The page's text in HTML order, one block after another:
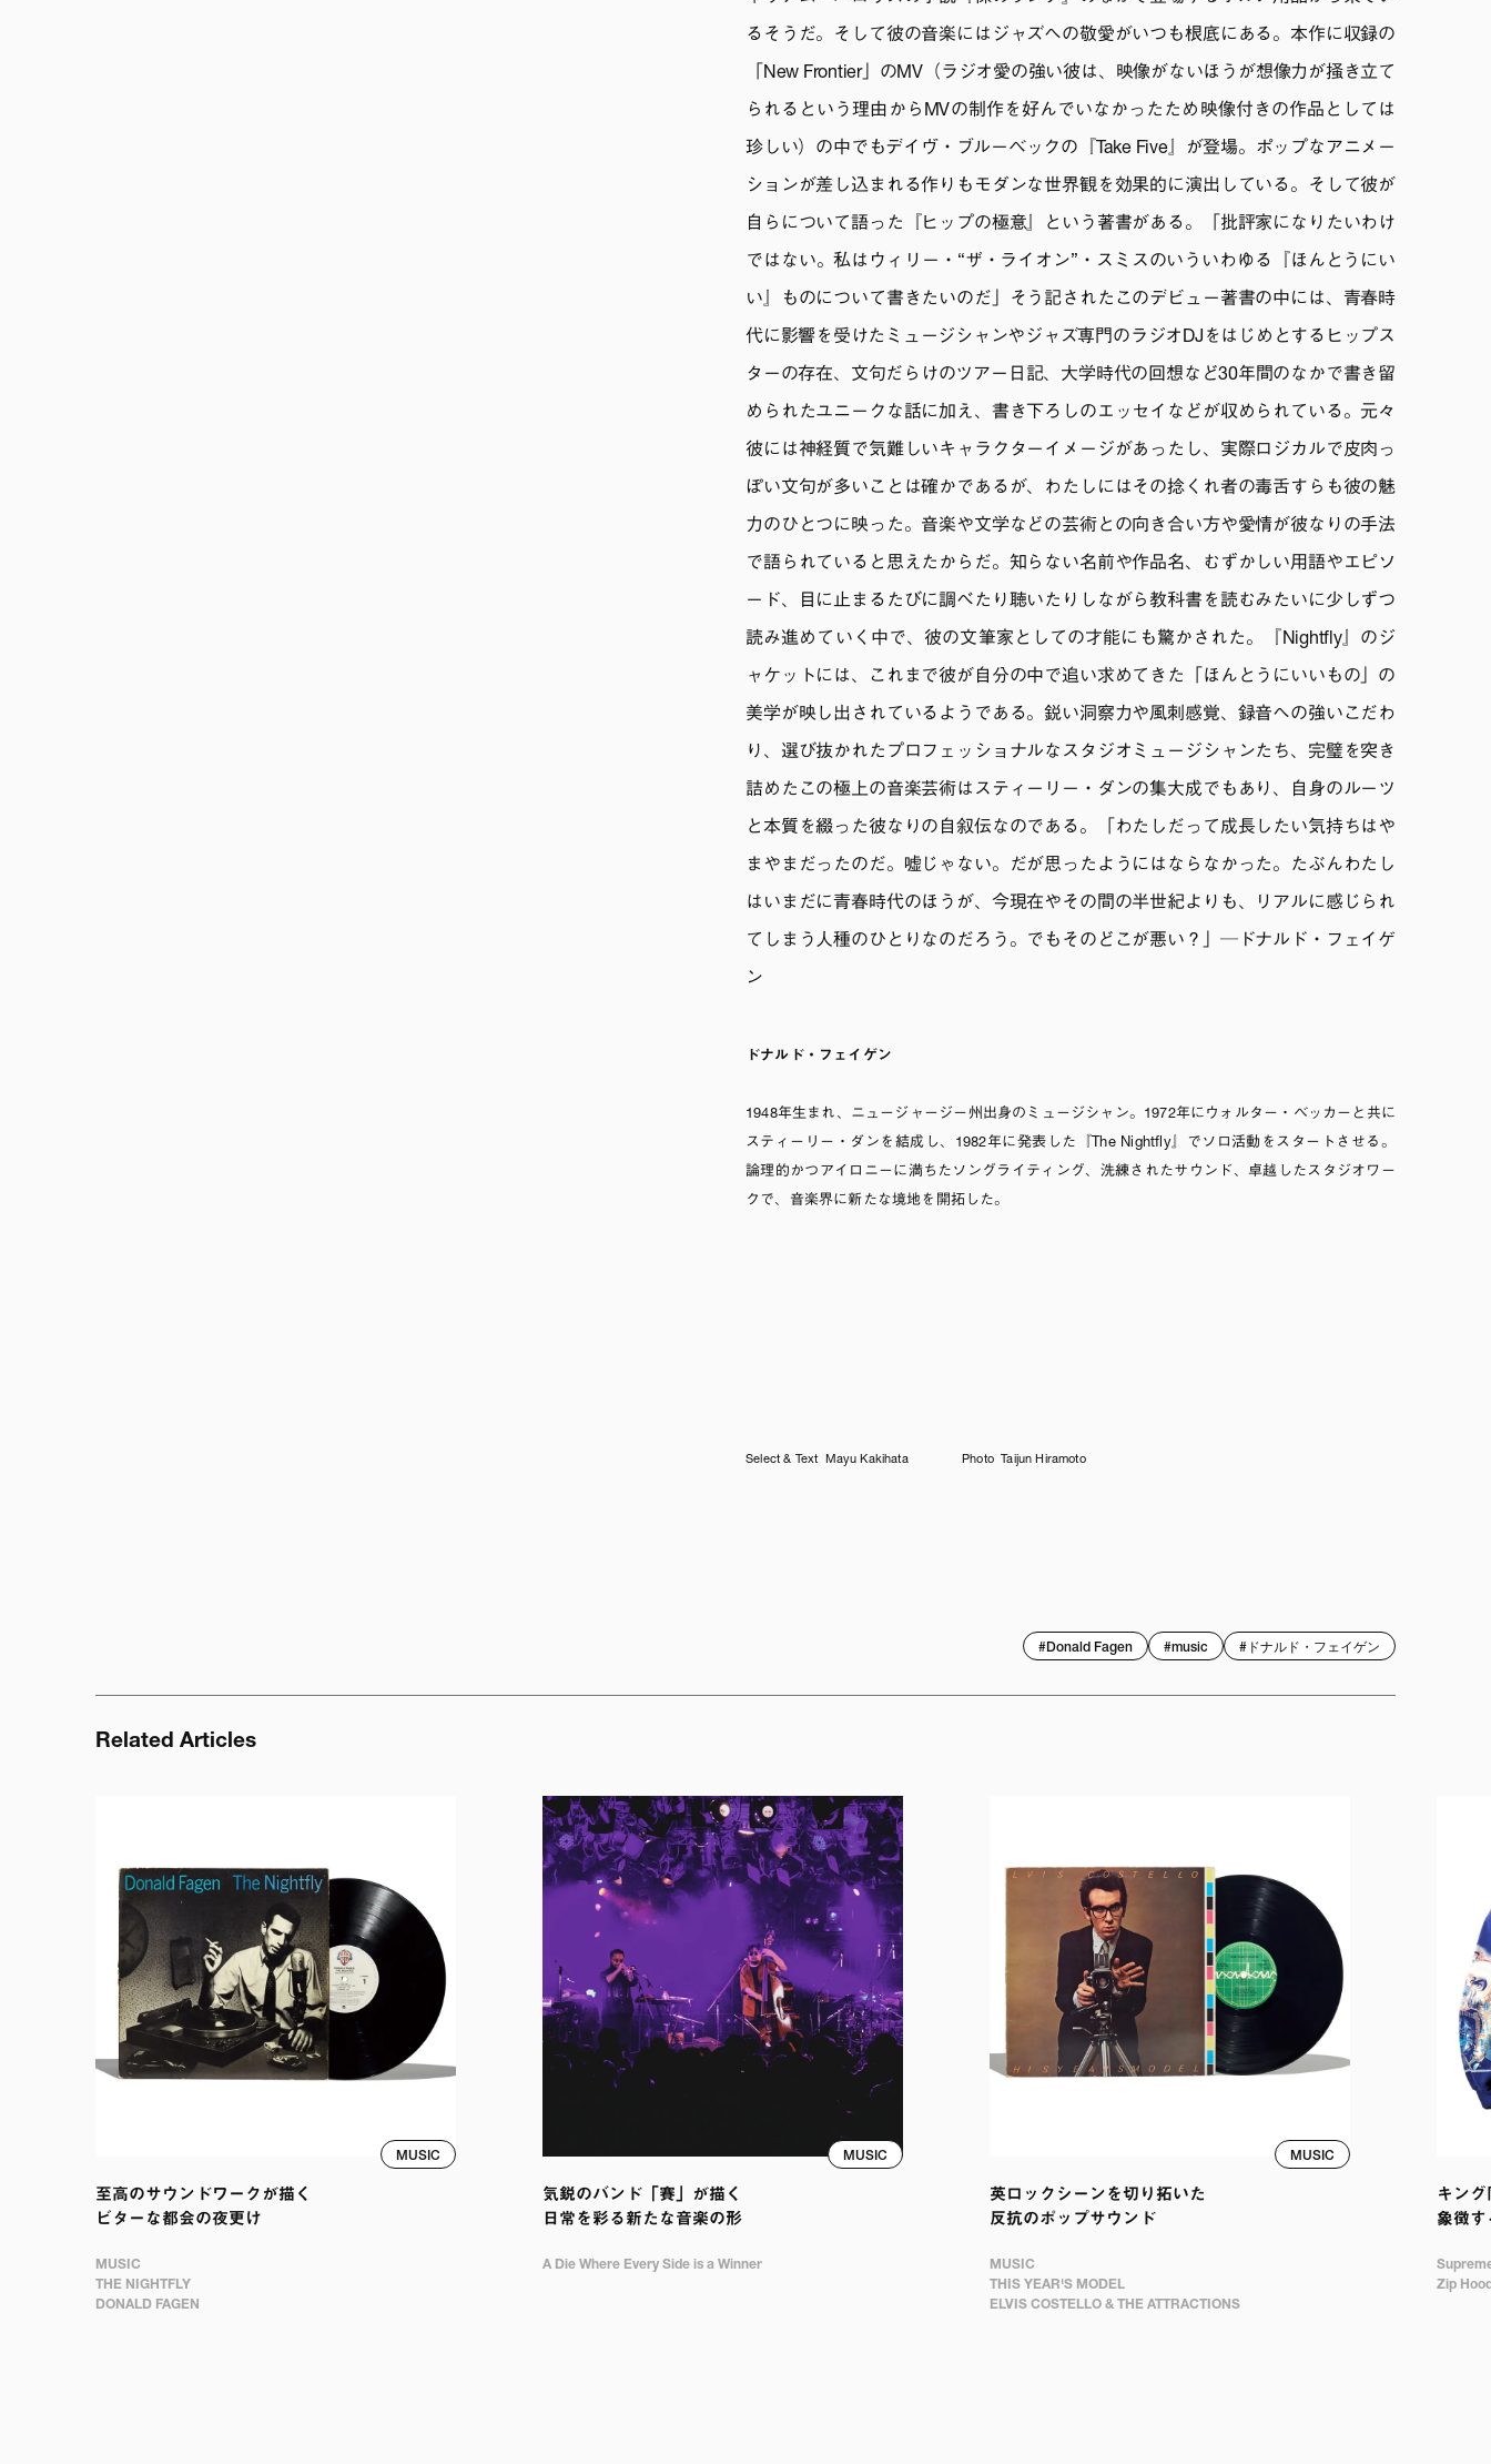
るそうだ。そして彼の音楽にはジャズへの敬愛がいつも根底にある。本作に収録の
「New Frontier」のMV（ラジオ愛の強い彼は、映像がないほうが想像力が掻き立て
られるという理由からMVの制作を好んでいなかったため映像付きの作品としては
珍しい）の中でもデイヴ・ブルーベックの『Take Five』が登場。ポップなアニメー
ションが差し込まれる作りもモダンな世界観を効果的に演出している。そして彼が
自らについて語った『ヒップの極意』という著書がある。「批評家になりたいわけ
ではない。私はウィリー・“ザ・ライオン”・スミスのいういわゆる『ほんとうにい
い』ものについて書きたいのだ」そう記されたこのデビュー著書の中には、青春時
代に影響を受けたミュージシャンやジャズ専門のラジオDJをはじめとするヒップス
ターの存在、文句だらけのツアー日記、大学時代の回想など30年間のなかで書き留
められたユニークな話に加え、書き下ろしのエッセイなどが収められている。元々
彼には神経質で気難しいキャラクターイメージがあったし、実際ロジカルで皮肉っ
ぽい文句が多いことは確かであるが、わたしにはその捻くれ者の毒舌すらも彼の魅
力のひとつに映った。音楽や文学などの芸術との向き合い方や愛情が彼なりの手法
で語られていると思えたからだ。知らない名前や作品名、むずかしい用語やエピソ
ード、目に止まるたびに調べたり聴いたりしながら教科書を読むみたいに少しずつ
読み進めていく中で、彼の文筆家としての才能にも驚かされた。『Nightfly』のジ
ャケットには、これまで彼が自分の中で追い求めてきた「ほんとうにいいもの」の
美学が映し出されているようである。鋭い洞察力や風刺感覚、録音への強いこだわ
り、選び抜かれたプロフェッショナルなスタジオミュージシャンたち、完璧を突き
詰めたこの極上の音楽芸術はスティーリー・ダンの集大成でもあり、自身のルーツ
と本質を綴った彼なりの自叙伝なのである。「わたしだって成長したい気持ちはや
まやまだったのだ。嘘じゃない。だが思ったようにはならなかった。たぶんわたし
はいまだに青春時代のほうが、今現在やその間の半世紀よりも、リアルに感じられ
てしまう人種のひとりなのだろう。でもそのどこが悪い？」─ドナルド・フェイゲ
ン
ドナルド・フェイゲン
1948年生まれ、ニュージャージー州出身のミュージシャン。1972年にウォルター・ベッカーと共に
スティーリー・ダンを結成し、1982年に発表した『The Nightfly』でソロ活動をスタートさせる。
論理的かつアイロニーに満ちたソングライティング、洗練されたサウンド、卓越したスタジオワー
クで、音楽界に新たな境地を開拓した。
Select & Text Mayu Kakihata Photo Taijun Hiramoto
#Donald Fagen #music # ドナルド・フェイゲン
Related Articles
MUSIC
至高のサウンドワークが描く
ビターな都会の夜更け
MUSIC
THE NIGHTFLY
DONALD FAGEN
MUSIC
気鋭のバンド「賽」が描く
日常を彩る新たな音楽の形
A Die Where Every Side is a Winner
MUSIC
英ロックシーンを切り拓いた
反抗のポップサウンド
MUSIC
THIS YEAR'S MODEL
ELVIS COSTELLO & THE ATTRACTIONS
キン
象徴す
Zip